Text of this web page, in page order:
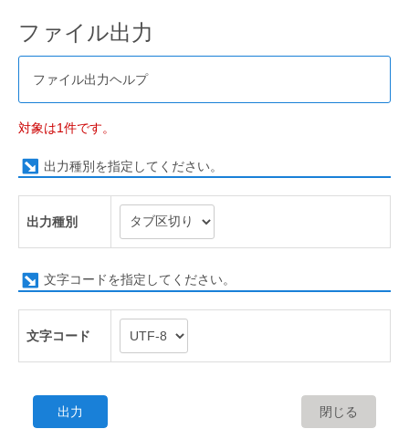
ファイル出力
ファイル出力ヘルプ
対象は1件です。
出力種別を指定してください。
出力種別
文字コードを指定してください。
文字コード